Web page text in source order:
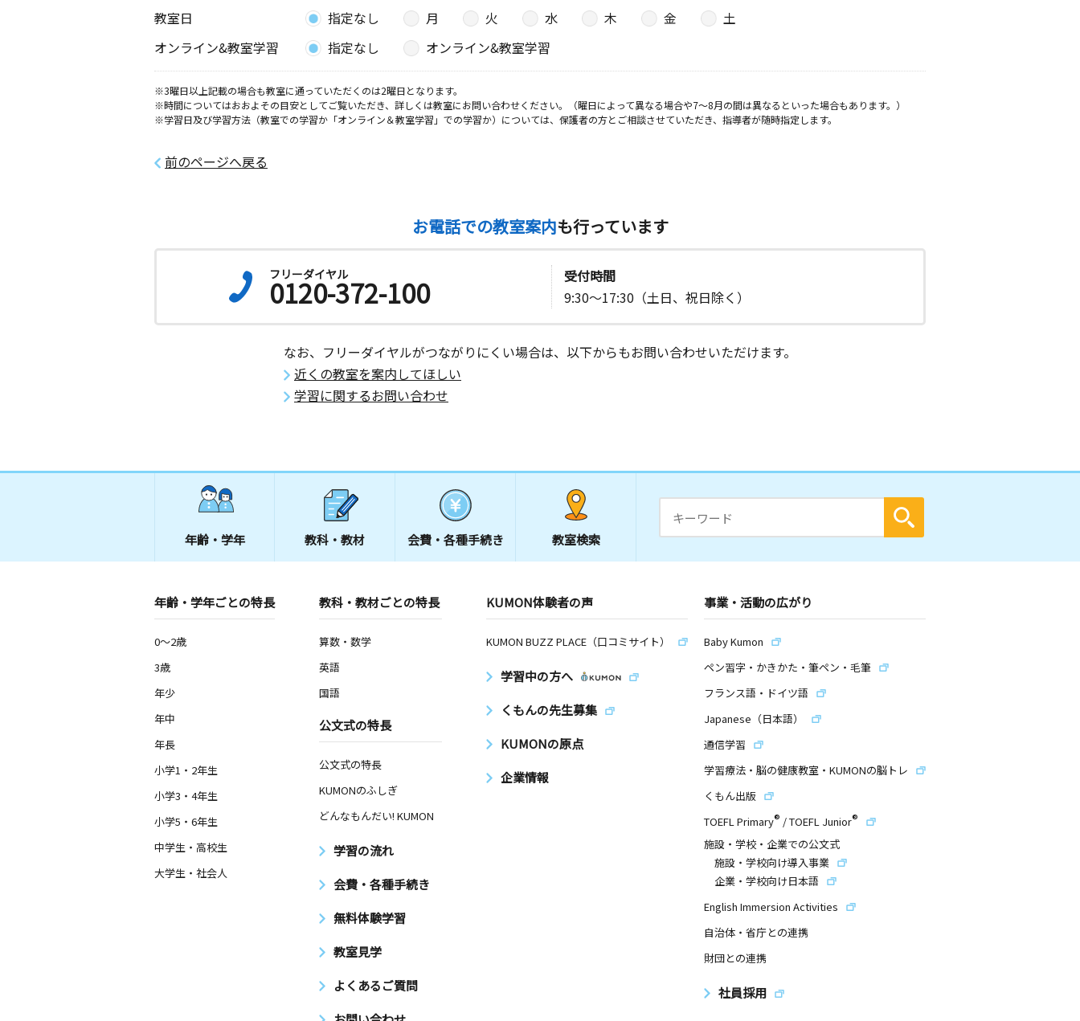
木 金 土 日
1歳～高校生
大阪府松原市岡２丁目６－１６ ＫＵＭＯＮ教室
グローイング大泉教室
月 火 水 木 金 土
日
ら２階
北花田教室
2歳～高校生
金岡神社前教室
金 土
大阪府松原市阿保５丁目４－２２ 阿保集会所
ＫＵＭＯＮ教室
教室日
指定なし 月 火 水 木 金
土
オンライン&教室学習
指定なし オンライン&教室学習
※3曜日以上記載の場合も教室に通っていただくのは2曜日となります。
※時間についてはおおよその目安としてご覧いただき、詳しくは教室にお問い合わせください。（曜日によって異なる場合や7～8月の間は異なるといった場合もあります。）
※学習日及び学習方法（教室での学習か「オンライン＆教室学習」での学習か）については、保護者の方とご相談させていただき、指導者が随時指定します。
前のページへ戻る
お電話での教室案内も行っています
フリーダイヤル
0120-372-100
受付時間
9:30～17:30（土日、祝日除く）
なお、フリーダイヤルがつながりにくい場合は、以下からもお問い合わせいただけます。
近くの教室を案内してほしい
学習に関するお問い合わせ
年齢・学年 教科・教材 会費・ 各種手続き 教室検索
年齢・学年ごとの特長
0～2歳
3歳
年少
年中
年長
小学1・2年生
小学3・4年生
小学5・6年生
中学生・高校生
大学生・社会人
教科・教材ごとの特長
算数・数学
英語
国語
公文式の特長
公文式の特長
KUMONのふしぎ
どんなもんだい! KUMON
学習の流れ
会費・各種手続き
無料体験学習
教室見学
よくあるご質問
KUMON体験者の声
KUMON BUZZ PLACE（口コミサイト）
学習中の方へ
くもんの先生募集
KUMONの原点
企業情報
事業・活動の広がり
Baby Kumon
ペン習字・かきかた・筆ペン・毛筆
フランス語・ドイツ語
Japanese（日本語）
通信学習
学習療法・脳の健康教室・KUMONの脳トレ
くもん出版
TOEFL Primary® /TOEFL Junior®
施設・学校・企業での公文式
施設・学校向け導入事業
企業・学校向け日本語
English Immersion Activities
自治体・省庁との連携
財団との連携
社員採用